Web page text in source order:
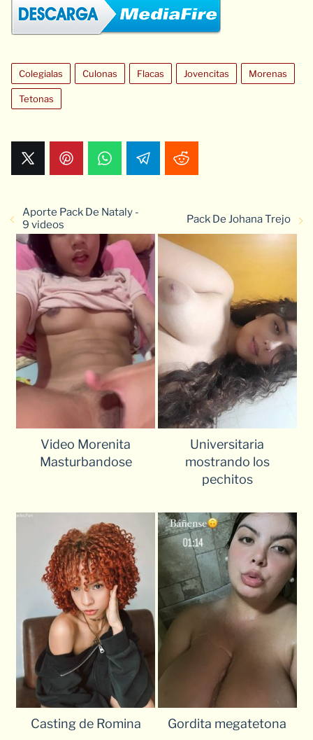
Colegialas Culonas Flacas Jovencitas Morenas
Tetonas
Aporte Pack De Nataly -
9 videos
Pack De Johana Trejo
Video Morenita
Masturbandose
Universitaria
mostrando los
pechitos
Casting de Romina Gordita megatetona